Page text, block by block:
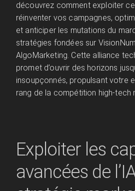
découvrez comment exploiter
réinventer vos campagnes,
et anticiper les mutations du
stratégies fondées sur
AlgoMarketing. Cette alliance
promet d’ouvrir des horizons
insoupçonnés, propulsant votre
rang de la compétition high-tech
Exploiter les
avancées de